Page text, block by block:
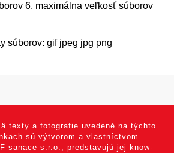
6, maximálna veľkosť súborov
súborov: gif jpeg jpg png
texty a fotografie uvedené na týchto
sú výtvorom a vlastníctvom
sanace s.r.o., predstavujú jej know-